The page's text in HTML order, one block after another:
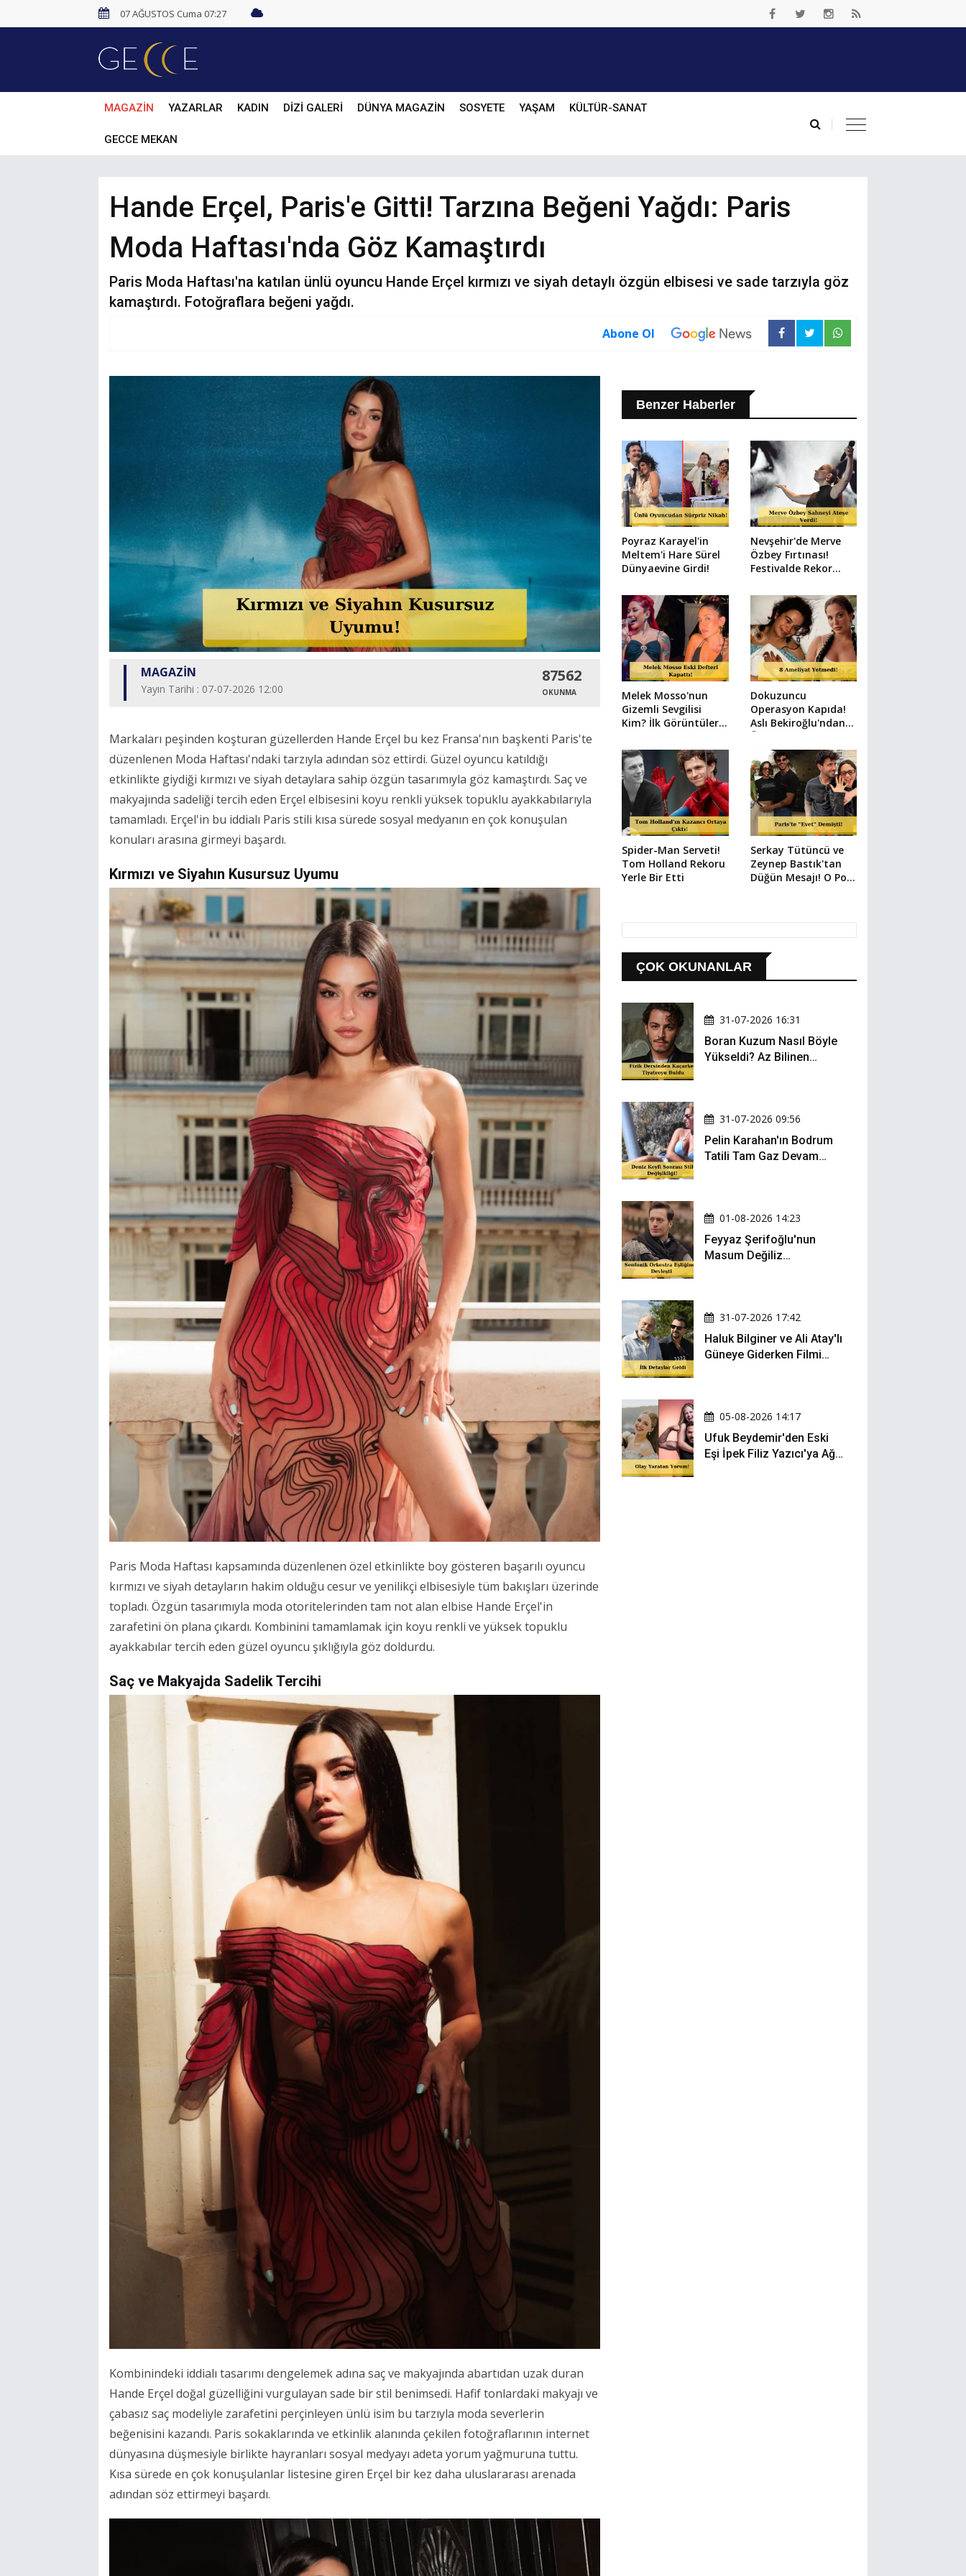
07 AĞUSTOS Cuma 07:27
MAGAZİN YAZARLAR KADIN DİZİ GALERİ DÜNYA MAGAZİN SOSYETE YAŞAM KÜLTÜR-SANAT
GECCE MEKAN
Hande Erçel, Paris'e Gitti! Tarzına Beğeni Yağdı: Paris
Moda Haftası'nda Göz Kamaştırdı
Paris Moda Haftası'na katılan ünlü oyuncu Hande Erçel kırmızı ve siyah detaylı özgün elbisesi ve sade tarzıyla göz
kamaştırdı. Fotoğraflara beğeni yağdı.
Abone Ol
MAGAZİN
Yayın Tarihi : 07-07-2026 12:00
87562
OKUNMA
Markaları peşinden koşturan güzellerden Hande Erçel bu kez Fransa'nın başkenti Paris'te
düzenlenen Moda Haftası'ndaki tarzıyla adından söz ettirdi. Güzel oyuncu katıldığı
etkinlikte giydiği kırmızı ve siyah detaylara sahip özgün tasarımıyla göz kamaştırdı. Saç ve
makyajında sadeliği tercih eden Erçel elbisesini koyu renkli yüksek topuklu ayakkabılarıyla
tamamladı. Erçel'in bu iddialı Paris stili kısa sürede sosyal medyanın en çok konuşulan
konuları arasına girmeyi başardı.
Kırmızı ve Siyahın Kusursuz Uyumu
Paris Moda Haftası kapsamında düzenlenen özel etkinlikte boy gösteren başarılı oyuncu
kırmızı ve siyah detayların hakim olduğu cesur ve yenilikçi elbisesiyle tüm bakışları üzerinde
topladı. Özgün tasarımıyla moda otoritelerinden tam not alan elbise Hande Erçel'in
zarafetini ön plana çıkardı. Kombinini tamamlamak için koyu renkli ve yüksek topuklu
ayakkabılar tercih eden güzel oyuncu şıklığıyla göz doldurdu.
Saç ve Makyajda Sadelik Tercihi
Kombinindeki iddialı tasarımı dengelemek adına saç ve makyajında abartıdan uzak duran
Hande Erçel doğal güzelliğini vurgulayan sade bir stil benimsedi. Hafif tonlardaki makyajı ve
çabasız saç modeliyle zarafetini perçinleyen ünlü isim bu tarzıyla moda severlerin
beğenisini kazandı. Paris sokaklarında ve etkinlik alanında çekilen fotoğraflarının internet
dünyasına düşmesiyle birlikte hayranları sosyal medyayı adeta yorum yağmuruna tuttu.
Kısa sürede en çok konuşulanlar listesine giren Erçel bir kez daha uluslararası arenada
adından söz ettirmeyi başardı.
Benzer Haberler
Poyraz Karayel'in
Meltem'i Hare Sürel
Dünyaevine Girdi!
Nevşehir'de Merve
Özbey Fırtınası!
Festivalde Rekor
Melek Mosso'nun
Gizemli Sevgilisi
Kim? İlk Görüntüler
Dokuzuncu
Operasyon Kapıda!
Aslı Bekiroğlu'ndan
Üzen Paylaşım
Spider-Man Serveti!
Tom Holland Rekoru
Yerle Bir Etti
Serkay Tütüncü ve
Zeynep Bastık'tan
Düğün Mesajı! O Poz
ÇOK OKUNANLAR
31-07-2026 16:31
Boran Kuzum Nasıl Böyle
Yükseldi? Az Bilinen
31-07-2026 09:56
Pelin Karahan'ın Bodrum
Tatili Tam Gaz Devam
01-08-2026 14:23
Feyyaz Şerifoğlu'nun
Masum Değiliz
31-07-2026 17:42
Haluk Bilginer ve Ali Atay'lı
Güneye Giderken Filmi
05-08-2026 14:17
Ufuk Beydemir'den Eski
Eşi İpek Filiz Yazıcı'ya Ağır